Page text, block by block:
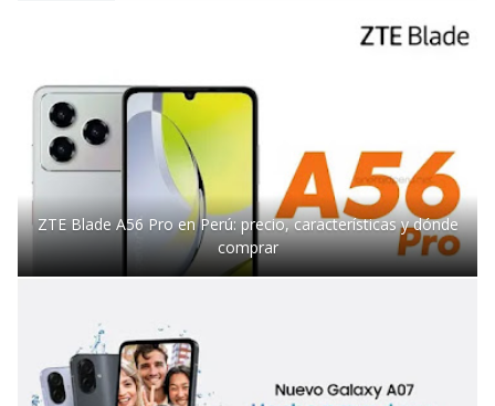
ZTE Blade A56 Pro en Perú: precio, características y dónde
comprar